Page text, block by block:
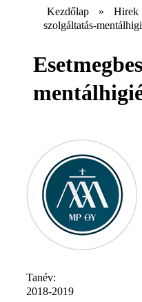
Kezdőlap » Hirek
szolgáltatás-
Tanév:
2018-2019